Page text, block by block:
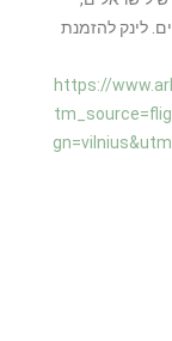
לינק להזמנת
https://